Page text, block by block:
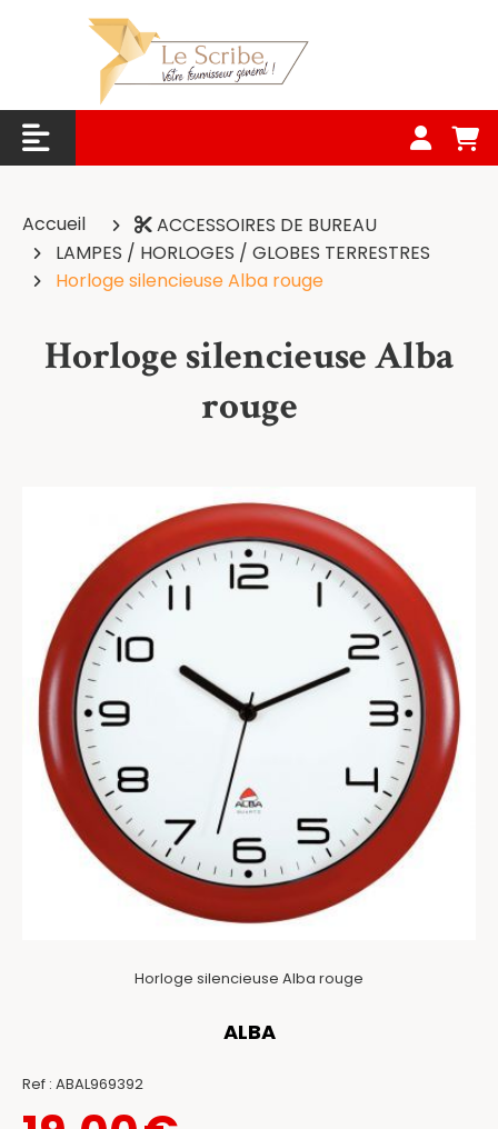
Accueil
ACCESSOIRES DE BUREAU
LAMPES / HORLOGES / GLOBES TERRESTRES
Horloge silencieuse Alba rouge
Horloge silencieuse Alba
rouge
Horloge silencieuse Alba rouge
ALBA
Ref : ABAL969392